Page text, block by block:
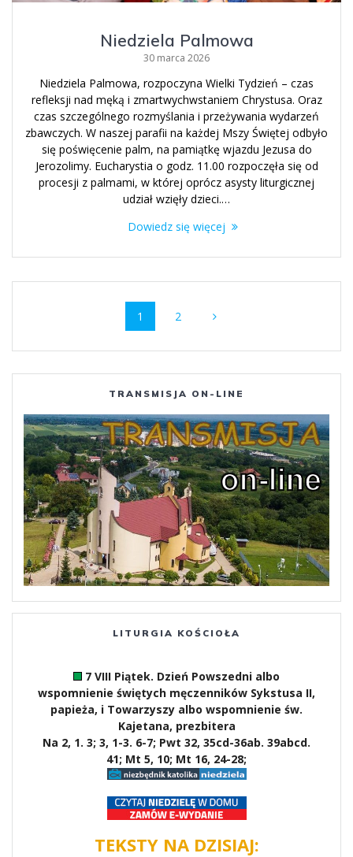
Niedziela Palmowa
30 marca 2026
Niedziela Palmowa, rozpoczyna Wielki Tydzień – czas
refleksji nad męką i zmartwychwstaniem Chrystusa. Oraz
czas szczególnego rozmyślania i przeżywania wydarzeń
zbawczych. W naszej parafii na każdej Mszy Świętej odbyło
się poświęcenie palm, na pamiątkę wjazdu Jezusa do
Jerozolimy. Eucharystia o godz. 11.00 rozpoczęła się od
procesji z palmami, w której oprócz asysty liturgicznej
udział wzięły dzieci.…
Dowiedz się więcej
Nawigacja
wpisach
Strona
1 Strona
2
TRANSMISJA ON-LINE
LITURGIA KOŚCIOŁA
7 VIII Piątek. Dzień Powszedni albo
wspomnienie świętych męczenników Sykstusa II,
papieża, i Towarzyszy albo wspomnienie św.
Kajetana, prezbitera
Na 2, 1. 3; 3, 1-3. 6-7; Pwt 32, 35cd-36ab. 39abcd.
41; Mt 5, 10; Mt 16, 24-28;
TEKSTY NA DZISIAJ: